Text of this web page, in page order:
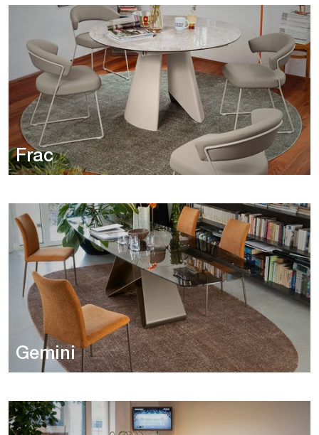
Frac
Gemini